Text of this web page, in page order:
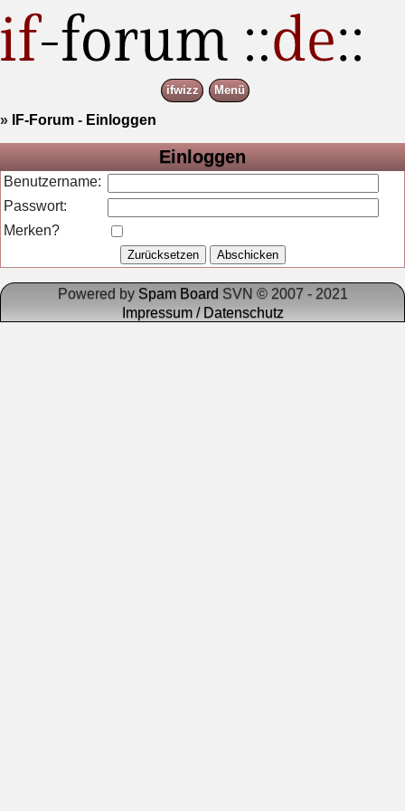
ifwizz Menü
» IF-Forum - Einloggen
Einloggen
Benutzername:
Passwort:
Merken?
Powered by Spam Board SVN © 2007 - 2021
Impressum / Datenschutz